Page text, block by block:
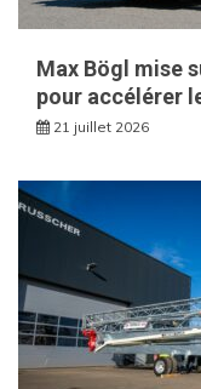
Max Bögl mise
pour accélérer
21 juillet 2026